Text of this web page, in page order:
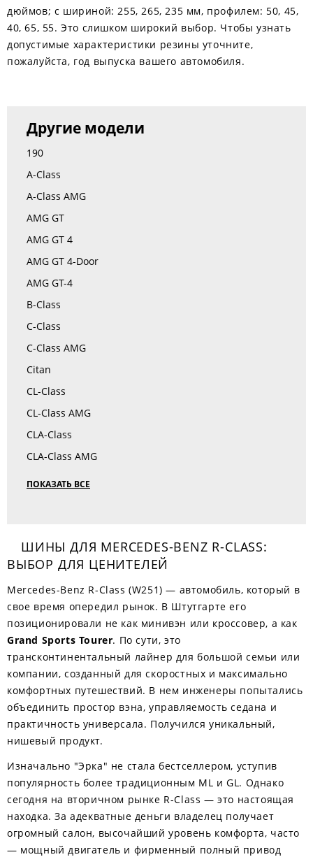
дюймов; с шириной: 255, 265, 235 мм, профилем: 50, 45,
40, 65, 55. Это слишком широкий выбор. Чтобы узнать
допустимые характеристики резины уточните,
пожалуйста, год выпуска вашего автомобиля.
Другие модели
190
A-Class
A-Class AMG
AMG GT
AMG GT 4
AMG GT 4-Door
AMG GT-4
B-Class
C-Class
C-Class AMG
Citan
CL-Class
CL-Class AMG
CLA-Class
CLA-Class AMG
ПОКАЗАТЬ ВСЕ
ШИНЫ ДЛЯ MERCEDES-BENZ R-CLASS:
ВЫБОР ДЛЯ ЦЕНИТЕЛЕЙ
Mercedes-Benz R-Class (W251) — автомобиль, который в
свое время опередил рынок. В Штутгарте его
позиционировали не как минивэн или кроссовер, а как
Grand Sports Tourer. По сути, это
трансконтинентальный лайнер для большой семьи или
компании, созданный для скоростных и максимально
комфортных путешествий. В нем инженеры попытались
объединить простор вэна, управляемость седана и
практичность универсала. Получился уникальный,
нишевый продукт.
Изначально "Эрка" не стала бестселлером, уступив
популярность более традиционным ML и GL. Однако
сегодня на вторичном рынке R-Class — это настоящая
находка. За адекватные деньги владелец получает
огромный салон, высочайший уровень комфорта, часто
— мощный двигатель и фирменный полный привод